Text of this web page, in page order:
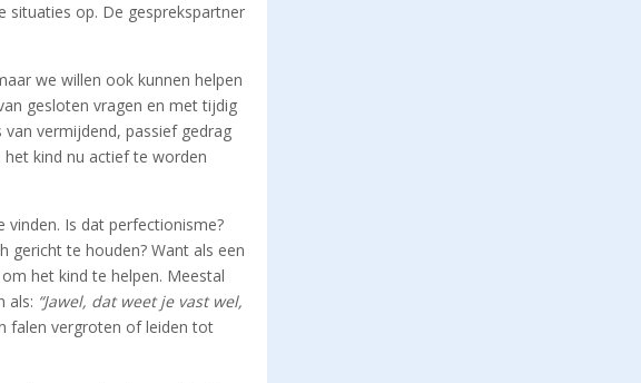
situaties op. De gesprekspartner
we willen ook kunnen helpen
gesloten vragen en met tijdig
vermijdend, passief gedrag
kind nu actief te worden
Is dat perfectionisme?
gericht te houden? Want als een
het kind te helpen. Meestal
als: “Jawel, dat weet je vast wel,
falen vergroten of leiden tot